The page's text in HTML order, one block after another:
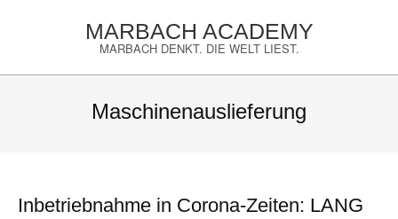
MARBACH ACADEMY
MARBACH DENKT. DIE WELT LIEST.
Maschinenauslieferung
Inbetriebnahme in Corona-Zeiten: LANG